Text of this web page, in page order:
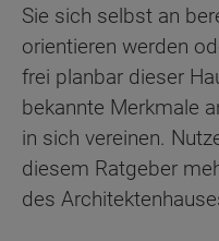
Sie sich selbst an
orientieren werden
frei planbar dieser
bekannte Merkmale
in sich vereinen.
diesem Ratgeber
des